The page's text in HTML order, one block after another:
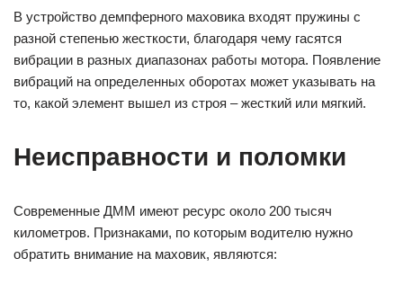
В устройство демпферного маховика входят пружины с
разной степенью жесткости, благодаря чему гасятся
вибрации в разных диапазонах работы мотора. Появление
вибраций на определенных оборотах может указывать на
то, какой элемент вышел из строя – жесткий или мягкий.
Неисправности и поломки
Современные ДММ имеют ресурс около 200 тысяч
километров. Признаками, по которым водителю нужно
обратить внимание на маховик, являются: